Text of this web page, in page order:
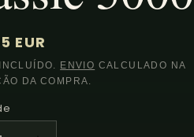
EUR
ENVIO CALCULADO NA
DA COMPRA.